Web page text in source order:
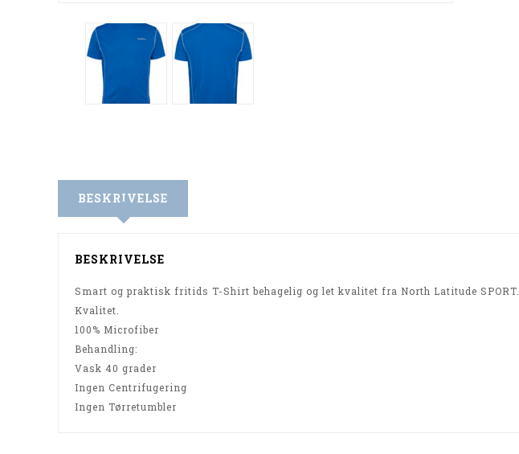
BESKRIVELSE
BESKRIVELSE
Smart og praktisk fritids T-Shirt behagelig og let kvalitet fra North Latitude SPORT.
Kvalitet.
100% Microfiber
Behandling:
Vask 40 grader
Ingen Centrifugering
Ingen Tørretumbler